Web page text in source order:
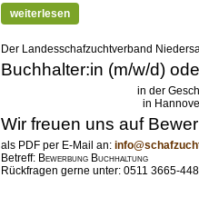
weiterlesen
PodcastWolfsland
Journalist und
Serie „Wolfsland“ mit
gestartet, der 2024
Ziel ist eine
Niedersachsen und